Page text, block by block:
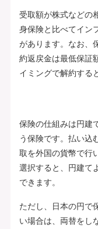
受取額が株式などの
身保険と比べてイン
があります。なお、
約返戻金は最低保証
イミングで解約する
保険の仕組みは円建
う保険です。払い込
取を外国の貨幣で行
選択すると、円建て
できます。
ただし、日本の円で
い場合は、両替をし